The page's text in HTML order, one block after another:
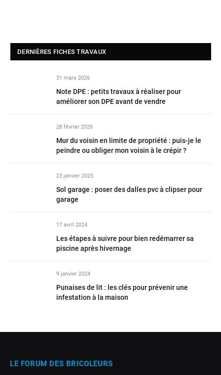
DERNIÈRES FICHES TRAVAUX
31 mars 2026
Note DPE : petits travaux à réaliser pour
améliorer son DPE avant de vendre
28 février 2026
Mur du voisin en limite de propriété : puis-je le
peindre ou obliger mon voisin à le crépir ?
23 janvier 2025
Sol garage : poser des dalles pvc à clipser pour
garage
17 avril 2024
Les étapes à suivre pour bien redémarrer sa
piscine après hivernage
9 janvier 2024
Punaises de lit : les clés pour prévenir une
infestation à la maison
LE FORUM DES BRICOLEURS